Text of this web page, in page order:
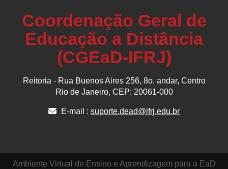
Coordenação Geral de
Educação a Distância
(CGEaD-IFRJ)
Reitoria - Rua Buenos Aires 256, 8o. andar, Centro
Rio de Janeiro, CEP: 20061-000
E-mail : suporte.dead@ifrj.edu.br
Ambiente Virtual de Ensino e Aprendizagem para a EaD